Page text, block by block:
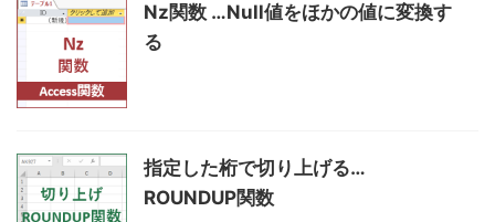
Nz関数 …Null値をほかの値に変換す
る
指定した桁で切り上げる…
ROUNDUP関数